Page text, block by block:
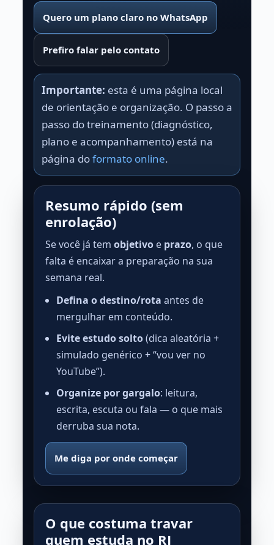
Quero um plano claro no WhatsApp
Prefiro falar pelo contato
Importante: esta é uma página local
de orientação e organização. O passo a
passo do treinamento (diagnóstico,
plano e acompanhamento) está na
página doformato online.
Resumo rápido (sem
enrolação)
Se você já tem objetivoe prazo, o que
falta é encaixar a preparação na sua
semana real.
Defina o destino/rota antes de
mergulhar em conteúdo.
Evite estudo solto(dica aleatória +
simulado genérico + “vou ver no
YouTube”).
Organize por gargalo: leitura,
escrita, escuta ou fala — o que mais
derruba sua nota.
Me diga por onde começar
O que costuma travar
quem estuda no RJ